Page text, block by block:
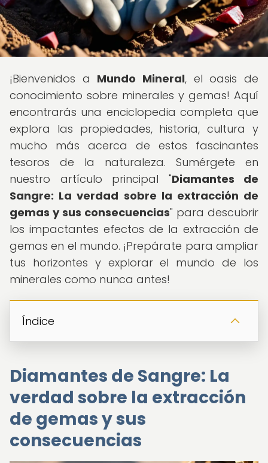
¡Bienvenidos a Mundo Mineral, el oasis de
conocimiento sobre minerales y gemas! Aquí
encontrarás una enciclopedia completa que
explora las propiedades, historia, cultura y
mucho más acerca de estos fascinantes
tesoros de la naturaleza. Sumérgete en
nuestro artículo principal "Diamantes de
Sangre: La verdad sobre la extracción de
gemas y sus consecuencias" para descubrir
los impactantes efectos de la extracción de
gemas en el mundo. ¡Prepárate para ampliar
tus horizontes y explorar el mundo de los
minerales como nunca antes!
Índice
Diamantes de Sangre: La
verdad sobre la extracción
de gemas y sus
consecuencias